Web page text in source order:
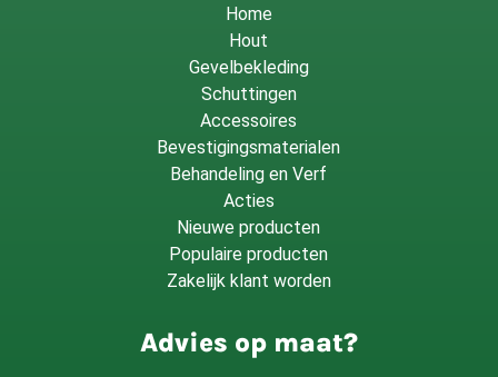
Home
Hout
Gevelbekleding
Schuttingen
Accessoires
Bevestigingsmaterialen
Behandeling en Verf
Acties
Nieuwe producten
Populaire producten
Zakelijk klant worden
Advies op maat?